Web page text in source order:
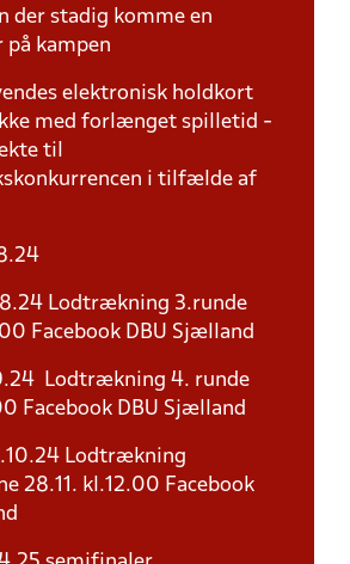
der stadig komme en
på kampen
elektronisk holdkort
med forlænget spilletid -
til
i tilfælde af
Lodtrækning 3.runde
Facebook DBU Sjælland
Lodtrækning 4. runde
Facebook DBU Sjælland
Lodtrækning
28.11. kl.12.00 Facebook